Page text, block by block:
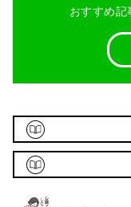
おすすめ記